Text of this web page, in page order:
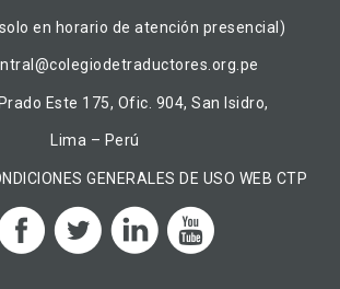
en horario de atención presencial)
Este 175, Ofic. 904, San Isidro,
Lima – Perú
GENERALES DE USO WEB CTP